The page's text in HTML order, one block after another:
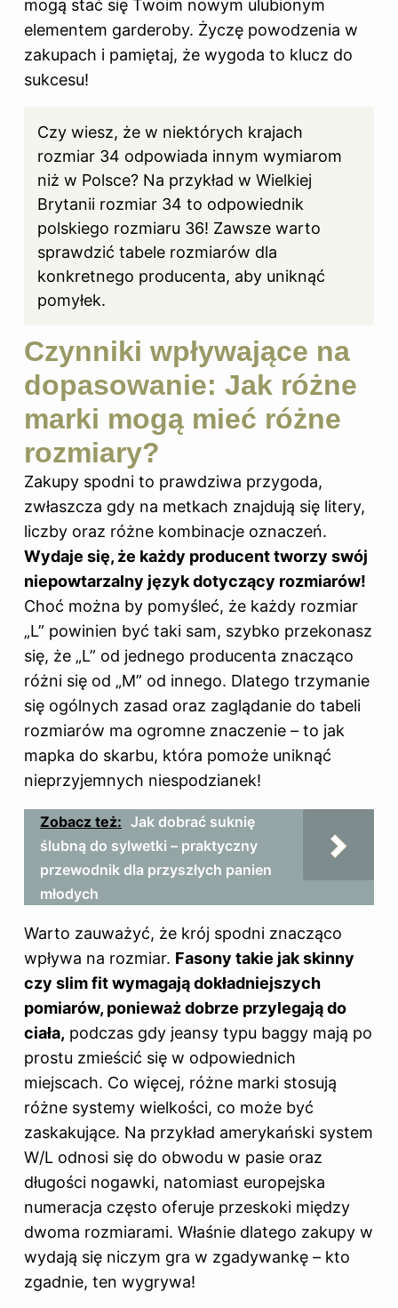
mogą stać się Twoim nowym ulubionym
elementem garderoby. Życzę powodzenia w
zakupach i pamiętaj, że wygoda to klucz do
sukcesu!
Czy wiesz, że w niektórych krajach
rozmiar 34 odpowiada innym wymiarom
niż w Polsce? Na przykład w Wielkiej
Brytanii rozmiar 34 to odpowiednik
polskiego rozmiaru 36! Zawsze warto
sprawdzić tabele rozmiarów dla
konkretnego producenta, aby uniknąć
pomyłek.
Czynniki wpływające na
dopasowanie: Jak różne
marki mogą mieć różne
rozmiary?
Zakupy spodni to prawdziwa przygoda,
zwłaszcza gdy na metkach znajdują się litery,
liczby oraz różne kombinacje oznaczeń.
Wydaje się, że każdy producent tworzy swój
niepowtarzalny język dotyczący rozmiarów!
Choć można by pomyśleć, że każdy rozmiar
„L” powinien być taki sam, szybko przekonasz
się, że „L” od jednego producenta znacząco
różni się od „M” od innego. Dlatego trzymanie
się ogólnych zasad oraz zaglądanie do tabeli
rozmiarów ma ogromne znaczenie – to jak
mapka do skarbu, która pomoże uniknąć
nieprzyjemnych niespodzianek!
Zobacz też: Jak dobrać suknię
ślubną do sylwetki – praktyczny
przewodnik dla przyszłych panien
młodych
Warto zauważyć, że krój spodni znacząco
wpływa na rozmiar. Fasony takie jak skinny
czy slim fit wymagają dokładniejszych
pomiarów, ponieważ dobrze przylegają do
ciała, podczas gdy jeansy typu baggy mają po
prostu zmieścić się w odpowiednich
miejscach. Co więcej, różne marki stosują
różne systemy wielkości, co może być
zaskakujące. Na przykład amerykański system
W/L odnosi się do obwodu w pasie oraz
długości nogawki, natomiast europejska
numeracja często oferuje przeskoki między
dwoma rozmiarami. Właśnie dlatego zakupy w
wydają się niczym gra w zgadywankę – kto
zgadnie, ten wygrywa!